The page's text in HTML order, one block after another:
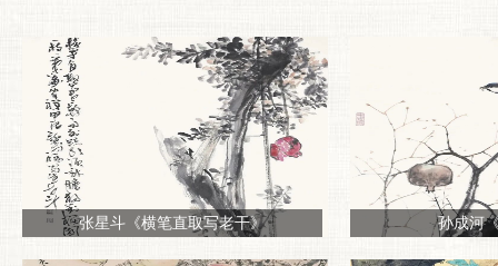
张星斗《横笔直取写老干》 孙成河